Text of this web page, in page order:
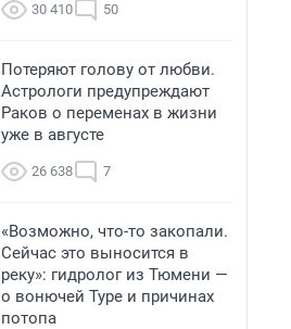
30 410 50
Потеряют голову от любви.
Астрологи предупреждают
Раков о переменах в жизни
уже в августе
26 638 7
«Возможно, что-то закопали.
Сейчас это выносится в
реку»: гидролог из Тюмени —
о вонючей Туре и причинах
потопа